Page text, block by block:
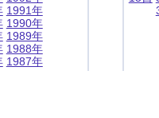
1991年
1990年
1989年
1988年
1987年